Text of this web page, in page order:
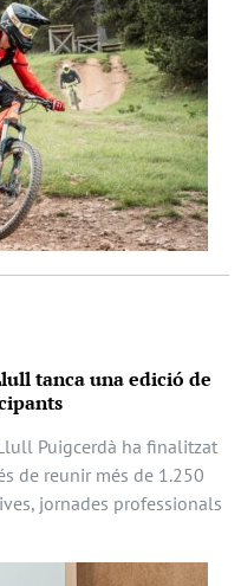
tanca una edició de
Puigcerdà ha finalitzat
de reunir més de 1.250
jornades professionals